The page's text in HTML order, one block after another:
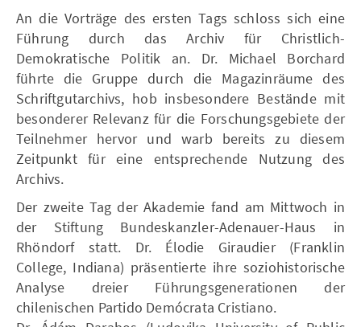
An die Vorträge des ersten Tags schloss sich eine
Führung durch das Archiv für Christlich-
Demokratische Politik an. Dr. Michael Borchard
führte die Gruppe durch die Magazinräume des
Schriftgutarchivs, hob insbesondere Bestände mit
besonderer Relevanz für die Forschungsgebiete der
Teilnehmer hervor und warb bereits zu diesem
Zeitpunkt für eine entsprechende Nutzung des
Archivs.
Der zweite Tag der Akademie fand am Mittwoch in
der Stiftung Bundeskanzler-Adenauer-Haus in
Rhöndorf statt. Dr. Élodie Giraudier (Franklin
College, Indiana) präsentierte ihre soziohistorische
Analyse dreier Führungsgenerationen der
chilenischen Partido Demócrata Cristiano.